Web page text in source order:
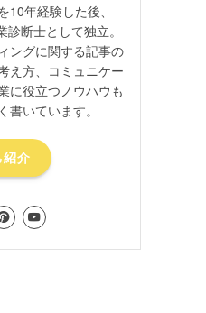
10年経験した後、
断士として独立。
ングに関する記事の
え方、コミュニケー
に役立つノウハウも
いています。
紹介